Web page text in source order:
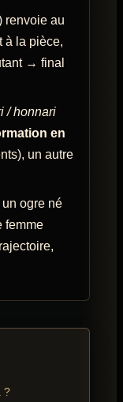
renvoie au
à la pièce,
→ final
/ honnari
en
un autre
ogre né
femme
?